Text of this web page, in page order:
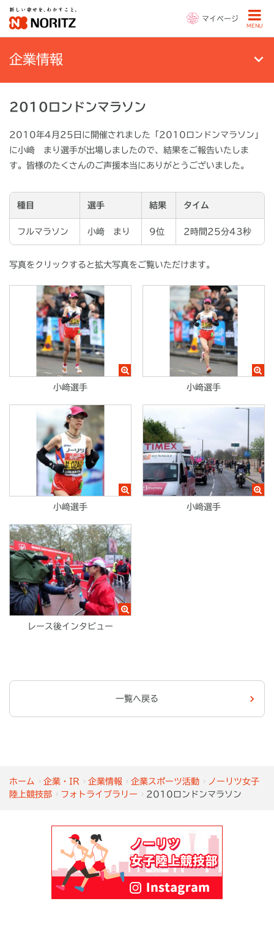
マイページ
MENU
ホーム 企業・IR 企業情報 企業スポーツ活動
ノーリツ女子
陸上競技部
フォトライブラリー 2010ロンドンマラソン
企業情報
2010ロンドンマラソン
2010年4月25日に開催されました「2010ロンドンマラソン」
に小﨑 まり選手が出場しましたので、結果をご報告いたしま
す。皆様のたくさんのご声援本当にありがとうございました。
種目 選手 結果 タイム
フルマラソン 小﨑 まり 9位 2時間25分43秒
写真をクリックすると拡大写真をご覧いただけます。
小﨑選手 小﨑選手
小﨑選手 小﨑選手
レース後インタビュー
一覧へ戻る